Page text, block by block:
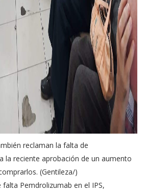
reclaman la falta de
la reciente aprobación de un aumento
(Gentileza/)
Pemdrolizumab en el IPS,